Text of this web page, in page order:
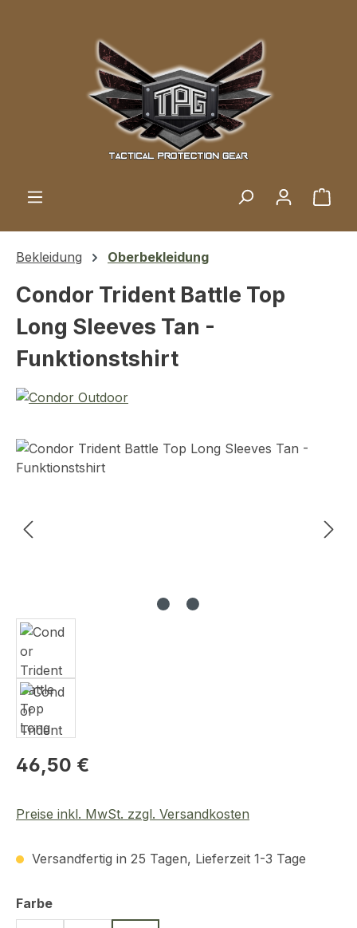
Bekleidung Oberbekleidung
Condor Trident Battle Top
Long Sleeves Tan -
Funktionstshirt
Bildergalerie überspringen
Regulärer Preis:
46,50 €
Preise inkl. MwSt. zzgl. Versandkosten
Versandfertig in 25 Tagen, Lieferzeit 1-3 Tage
Farbeauswählen